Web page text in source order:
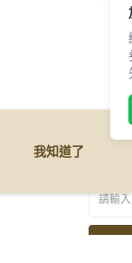
官方
我知道了